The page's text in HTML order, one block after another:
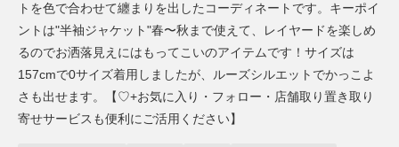
トを色で合わせて纏まりを出したコーディネートです。キーポイ
ントは"半袖ジャケット"春〜秋まで使えて、レイヤードを楽しめ
るのでお洒落見えにはもってこいのアイテムです！サイズは
157cmで0サイズ着用しましたが、ルーズシルエットでかっこよ
さも出せます。【♡+お気に入り・フォロー・店舗取り置き取り
寄せサービスも便利にご活用ください】